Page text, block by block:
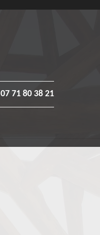
07 71 80 38 21